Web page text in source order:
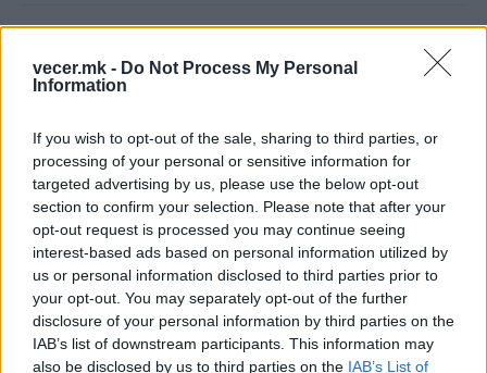
vecer.mk - Do Not Process My Personal
Information
If you wish to opt-out of the sale, sharing to third parties, or
processing of your personal or sensitive information for
targeted advertising by us, please use the below opt-out
section to confirm your selection. Please note that after your
opt-out request is processed you may continue seeing
interest-based ads based on personal information utilized by
us or personal information disclosed to third parties prior to
your opt-out. You may separately opt-out of the further
disclosure of your personal information by third parties on the
IAB’s list of downstream participants. This information may
also be disclosed by us to third parties on the IAB’s List of
НАЈЧИТАНИ ВО ПОСЛЕДНИ 7 ДЕНА
МАКЕДОНИЈА ИМА СВЕТСКА
ПИСТА: Огромниот Боинг 777
на индиската претседателка
на Меѓународниот Аеродром
Скопје
УАПСЕН МАКЕДОНЕЦОТ АНДРЕЈ
ТАНАСКОВСКИ, ЧЛЕН НА
КАВАЧКИ КЛАН (ФОТО)
СКОКНА МИНИМАЛНИОТ
ИЗНОС ЗА К-15: Еве колку
пари ќе ви легнат на сметка
годинава